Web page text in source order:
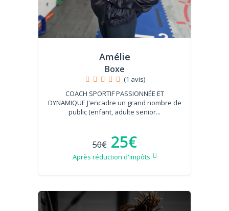
Amélie
Boxe
(1 avis)
COACH SPORTIF PASSIONNÉE ET
DYNAMIQUE J'encadre un grand nombre de
public (enfant, adulte senior...
50€ 25€
Après réduction d'impôts